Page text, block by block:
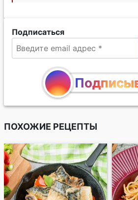
Подписаться
ПОХОЖИЕ РЕЦЕПТЫ